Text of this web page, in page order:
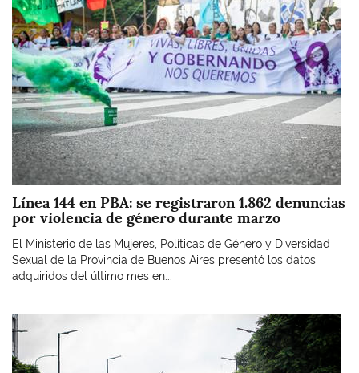
Línea 144 en PBA: se registraron 1.862 denuncias
por violencia de género durante marzo
El Ministerio de las Mujeres, Políticas de Género y Diversidad
Sexual de la Provincia de Buenos Aires presentó los datos
adquiridos del último mes en...
Imagen